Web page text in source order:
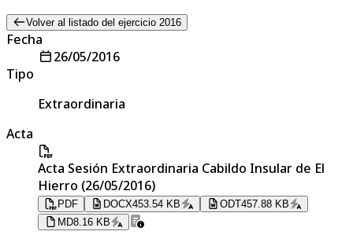
Volver al listado del ejercicio 2016
Fecha
26/05/2016
Tipo
Extraordinaria
Acta
Acta Sesión Extraordinaria Cabildo Insular de El
Hierro (26/05/2016)
PDF DOCX453.54 KB ODT457.88 KB
MD8.16 KB